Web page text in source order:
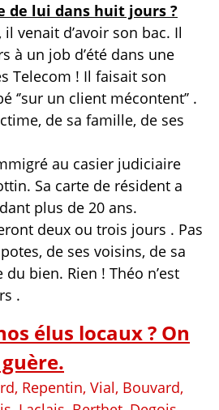
de lui dans huit jours ?
venait d’avoir son bac. Il
à un job d’été dans une
Telecom ! Il faisait son
un client mécontent’’ .
de sa famille, de ses
au casier judiciaire
Sa carte de résident a
plus de 20 ans.
deux ou trois jours . Pas
de ses voisins, de sa
bien. Rien ! Théo n’est
.
élus locaux ? On
Repentin, Vial, Bouvard,